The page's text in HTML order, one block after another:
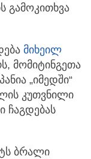
გამოკითხვა
მიხეილ
მომიტინგეთა
„იმედში“
კუთვნილი
ჩაგდებას
ბრალი